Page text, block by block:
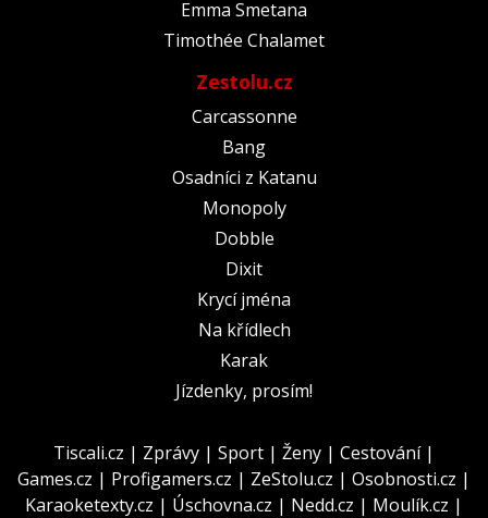
Emma Smetana
Timothée Chalamet
Zestolu.cz
Carcassonne
Bang
Osadníci z Katanu
Monopoly
Dobble
Dixit
Krycí jména
Na křídlech
Karak
Jízdenky, prosím!
Tiscali.cz | Zprávy | Sport | Ženy | Cestování|
Games.cz | Profigamers.cz | ZeStolu.cz | Osobnosti.cz |
Karaoketexty.cz | Úschovna.cz | Nedd.cz | Moulík.cz |